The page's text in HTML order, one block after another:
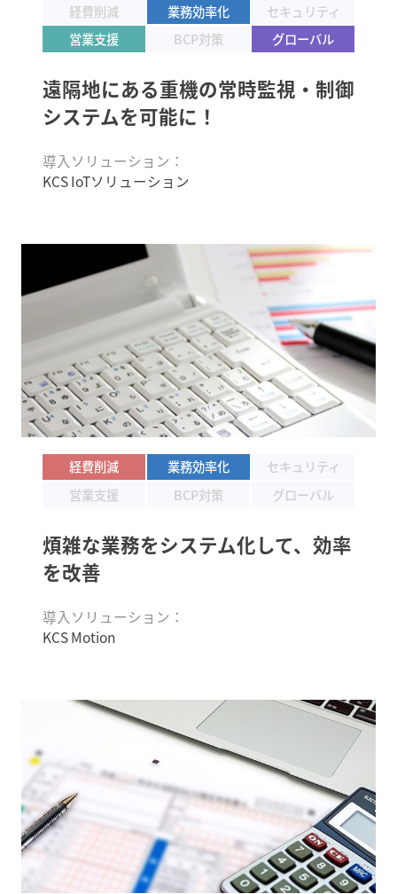
経費削減 業務効率化
セキュリティ
営業支援
BCP対策 グローバル
遠隔地にある重機の常時監視・ 制御
システムを可能に！
導入ソリューション：
KCS IoTソリューション
経費削減 業務効率化
セキュリティ
営業支援
BCP対策 グローバル
煩雑な業務をシステム化して、 効率
を改善
導入ソリューション：
KCS Motion